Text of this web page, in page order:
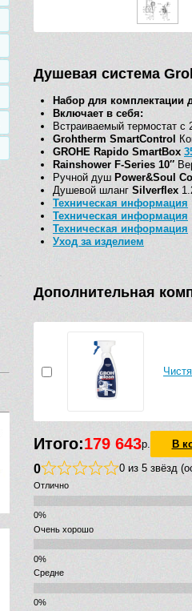
Душевая система
Набор для комплектации
Включает в себя:
Встраиваемый термостат
Grohtherm SmartControl
GROHE Rapido SmartBox
Rainshower F-Series 10″
Ручной душ Power&Soul
Душевой шланг Silverflex
Техническая информация
Техническая информация
Техническая информация
Уход за изделием
Дополнительная
Итого:179 643р. В
0 0 из 5 звёзд
Отлично
Очень хорошо
Средне